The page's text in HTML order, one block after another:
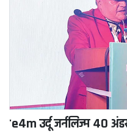
'e4m उर्दू जर्नलिज्म 40